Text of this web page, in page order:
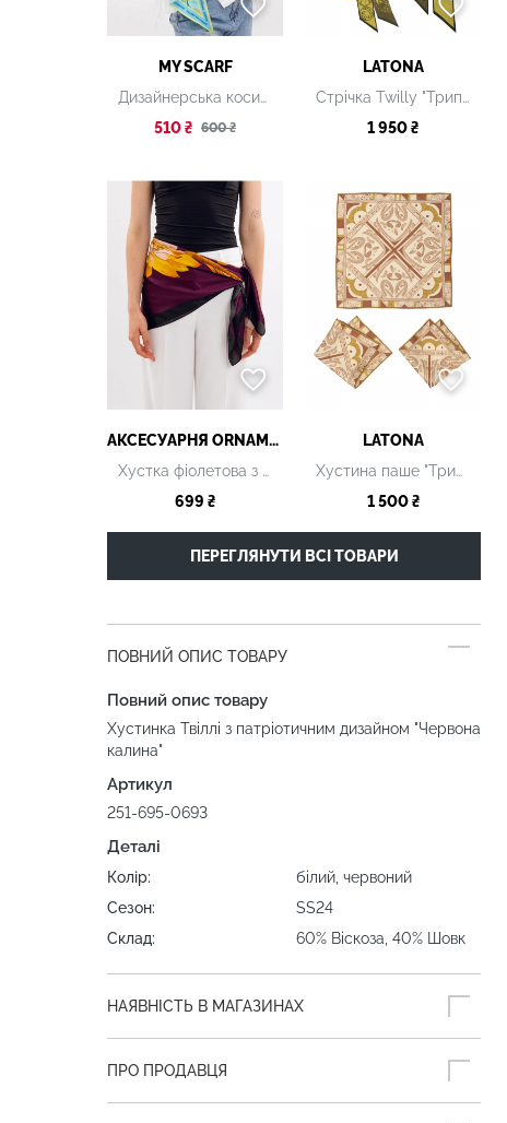
MY SCARF
Дизайнерська косинка "Українська абетка" жовто-блакитна
510 ₴ 600 ₴
LATONA
Стрічка Twilly "Трипільські орнаменти. Moss", 8 х 160 см
1 950 ₴
АКСЕСУАРНЯ ОRNAMENT
Хустка фіолетова з принтом
699 ₴
LATONA
Хустина паше "Трипільські орнаменти. Terracotta", 30 х 30 см
1 500 ₴
ПЕРЕГЛЯНУТИ ВСІ ТОВАРИ
ПОВНИЙ ОПИС ТОВАРУ
Повний опис товару
Хустинка Твіллі з патріотичним дизайном "Червона
калина"
Артикул
251-695-0693
Деталі
Колір:
білий, червоний
Сезон:
SS24
Склад:
60% Віскоза, 40% Шовк
НАЯВНІСТЬ В МАГАЗИНАХ
ПРО ПРОДАВЦЯ